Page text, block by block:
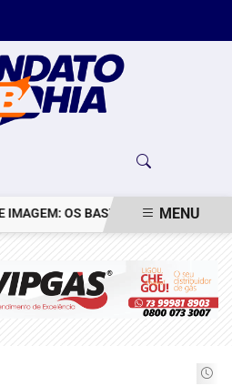
OS BASTIDORES DO PEDIDO DE
MENU